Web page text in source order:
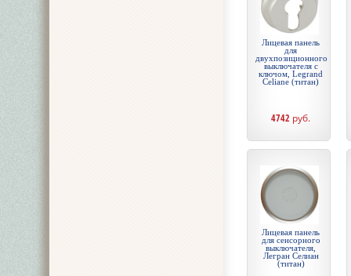
Лицевая панель
для
двухпозиционного
выключателя с
ключом, Legrand
Celiane (титан)
4742 руб.
Лицевая панель
для сенсорного
выключателя,
Легран Селиан
(титан)